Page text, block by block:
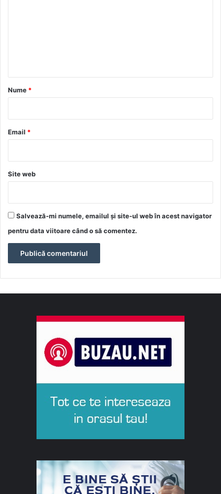
r
*
Nume *
Email *
Site web
Salvează-mi numele, emailul și site-ul web în acest navigator
pentru data viitoare când o să comentez.